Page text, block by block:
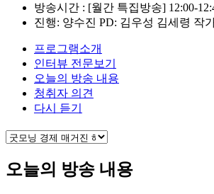
방송시간 : [월간 특집방송] 12:00-
진행: 양수진 PD: 김우성 김세령 작
프로그램소개
인터뷰 전문보기
오늘의 방송 내용
청취자 의견
다시 듣기
오늘의 방송 내용